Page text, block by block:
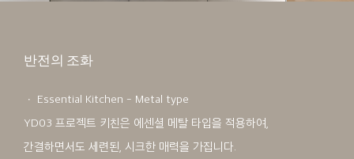
반전의 조화
ㆍ Essential Kitchen - Metal type
YD03 프로젝트 키친은 에센셜 메탈 타입을 적용하여,
간결하면서도 세련된, 시크한 매력을 가집니다.